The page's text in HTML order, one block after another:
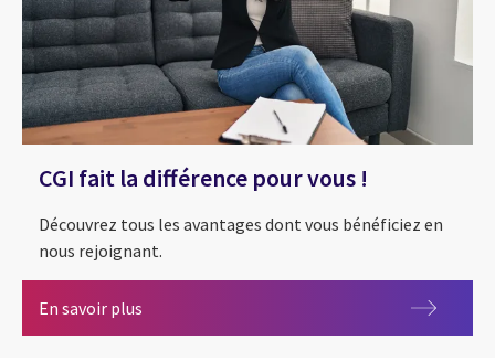
CGI fait la différence pour vous !
Découvrez tous les avantages dont vous bénéficiez en
nous rejoignant.
En savoir plus